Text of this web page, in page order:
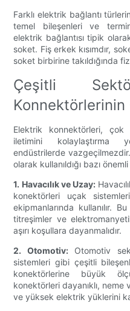
Farklı elektrik bağlantı
temel bileşenleri ve
elektrik bağlantısı tipik
soket. Fiş erkek kısımdır,
soket birbirine takıldığında
Çeşitli
Konnektörlerinin
Elektrik konnektörleri,
iletimini kolaylaştırma
endüstrilerde
olarak kullanıldığı bazı
1. Havacılık ve Uzay:
konektörleri uçak
ekipmanlarında kullanılır.
titreşimler ve
aşırı koşullara dayanmalıdır.
2. Otomotiv:Otomotiv
sistemleri gibi çeşitli
konektörlerine büyük
konektörleri dayanıklı, neme
ve yüksek elektrik yüklerini